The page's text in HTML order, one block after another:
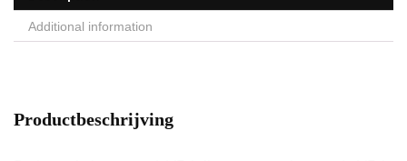
Additional information
Productbeschrijving